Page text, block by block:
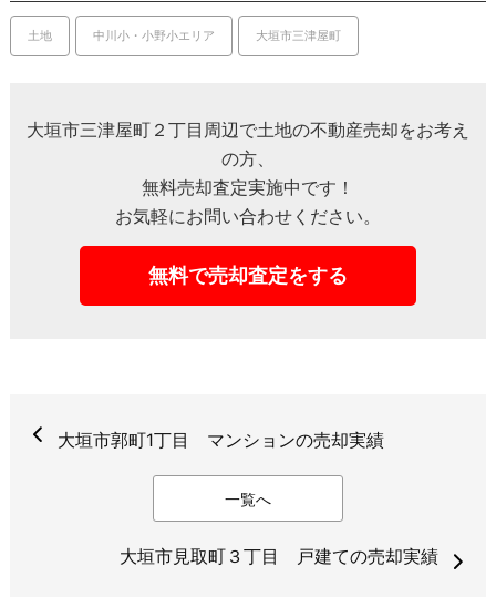
土地 中川小・小野小エリア 大垣市三津屋町
大垣市三津屋町２丁目周辺で土地の不動産売却をお考え
の方、
無料売却査定実施中です！
お気軽にお問い合わせください。
無料で売却査定をする
大垣市郭町1丁目 マンションの売却実績
一覧へ
大垣市見取町３丁目 戸建ての売却実績